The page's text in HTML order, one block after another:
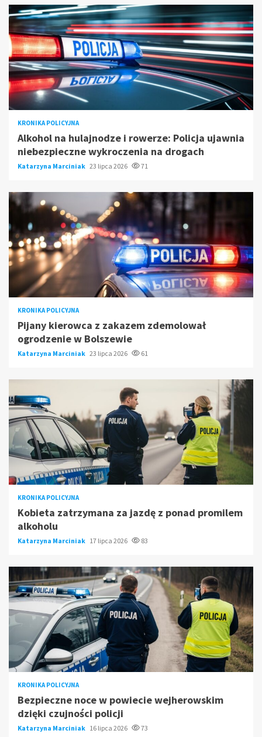
KRONIKA POLICYJNA
Alkohol na hulajnodze i rowerze: Policja ujawnia
niebezpieczne wykroczenia na drogach
Katarzyna Marciniak 23 lipca 2026 71
KRONIKA POLICYJNA
Pijany kierowca z zakazem zdemolował
ogrodzenie w Bolszewie
Katarzyna Marciniak 23 lipca 2026 61
KRONIKA POLICYJNA
Kobieta zatrzymana za jazdę z ponad promilem
alkoholu
Katarzyna Marciniak 17 lipca 2026 83
KRONIKA POLICYJNA
Bezpieczne noce w powiecie wejherowskim
dzięki czujności policji
Katarzyna Marciniak 16 lipca 2026 73